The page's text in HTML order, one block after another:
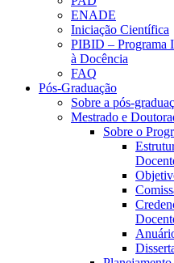
ENADE
Iniciação Científica
PIBID – Programa
à Docência
FAQ
Pós-Graduação
Sobre a pós-
Mestrado e
Sobre o